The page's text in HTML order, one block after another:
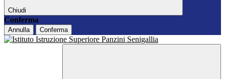
Chiudi
Conferma
Annulla Conferma